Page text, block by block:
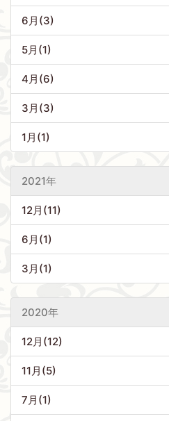
6月(3)
5月(1)
4月(6)
3月(3)
1月(1)
2021年
12月(11)
6月(1)
3月(1)
2020年
12月(12)
11月(5)
7月(1)